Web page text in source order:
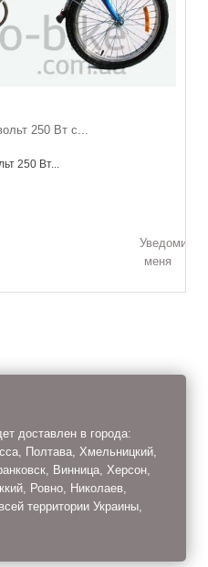
250 Вт с...
250 Вт...
Уведомить
меня
доставлен в города:
Полтава, Хмельницкий,
Винница, Херсон,
Ровно, Николаев,
территории Украины,